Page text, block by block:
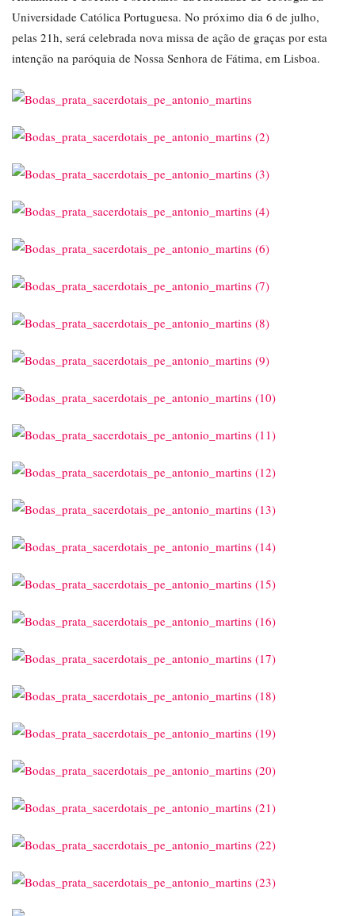
Universidade Católica Portuguesa. No próximo dia 6 de julho,
pelas 21h, será celebrada nova missa de ação de graças por esta
intenção na paróquia de Nossa Senhora de Fátima, em Lisboa.